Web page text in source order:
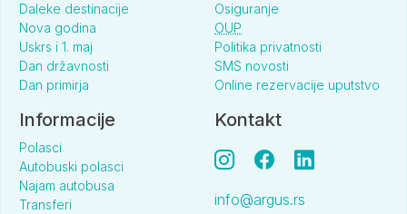
Daleke destinacije
Nova godina
Uskrs i 1. maj
Dan državnosti
Dan primirja
Osiguranje
OUP
Politika privatnosti
SMS novosti
Online rezervacije uputstvo
Informacije
Polasci
Autobuski polasci
Najam autobusa
Transferi
Kontakt
info@argus.rs